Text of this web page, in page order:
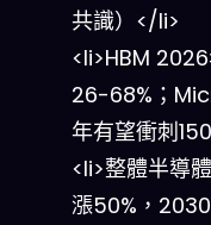
共識）</li>
<li>HBM
26-68%；
年有望衝刺
<li>整體半導
漲50%，